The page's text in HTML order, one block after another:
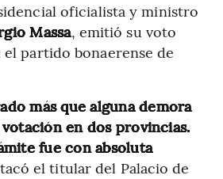
oficialista y ministro
Massa, emitió su voto
partido bonaerense de
más que alguna demora
en dos provincias.
fue con absoluta
el titular del Palacio de